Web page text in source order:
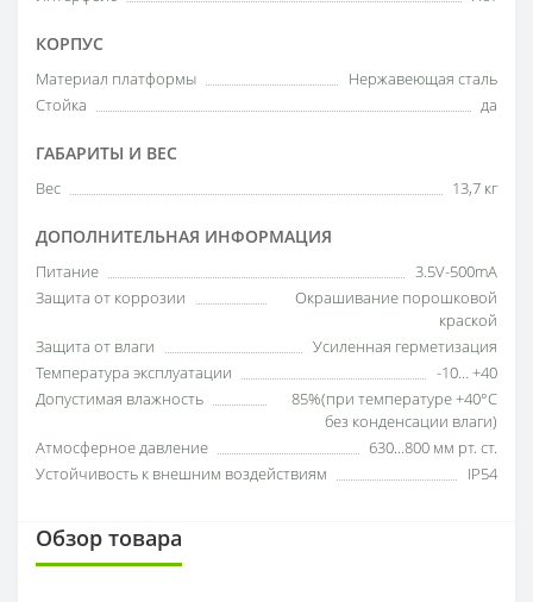
КОРПУС
Материал платформы
Нержавеющая сталь
Стойка
да
ГАБАРИТЫ И ВЕС
Вес 13,7 кг
ДОПОЛНИТЕЛЬНАЯ ИНФОРМАЦИЯ
Питание
3.5V-500mA
Защита от коррозии
Окрашивание порошковой
краской
Защита от влаги
Усиленная герметизация
Температура эксплуатации
-10… +40
Допустимая влажность
85%(при температуре +40°С
без конденсации влаги)
Атмосферное давление
630...800 мм рт. ст.
Устойчивость к внешним воздействиям
IP54
Обзор товара